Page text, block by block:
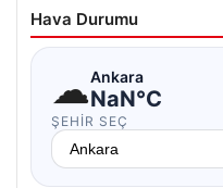
Hava Durumu
☁Ankara
NaN°C
ŞEHIR SEÇ